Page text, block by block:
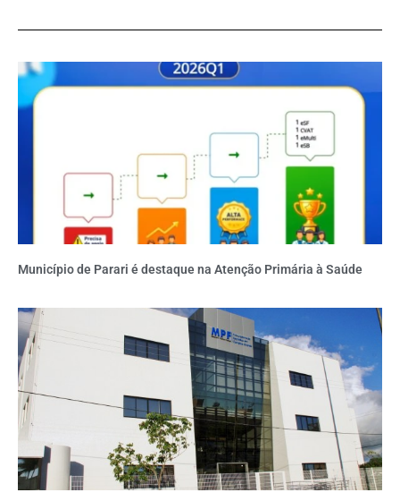
Município de Parari é destaque na Atenção Primária à Saúde